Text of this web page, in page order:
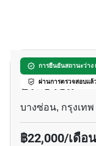
การยืนยันสถานะว่าง
ผ่านการตรวจสอบแล้
ศุภาลัย เวอเ
ประชาชื่น
บางซ่อน, กรุงเทพ
฿22,000/เดือน